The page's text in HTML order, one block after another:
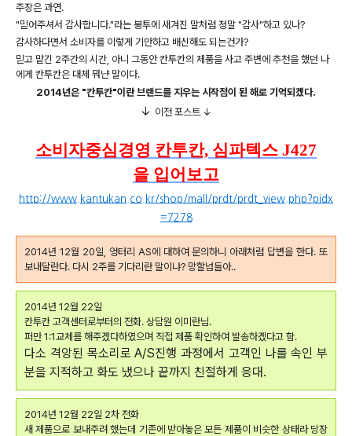
주장은 과연.
"믿어주셔서 감사합니다."라는 봉투에 새겨진 말처럼 정말 "감사"하고 있나?
감사하다면서 소비자를 이렇게 기만하고 배신해도 되는건가?
믿고 맡긴 2주간의 시간, 아니 그동안 칸투칸의 제품을 사고 주변에 추천을 했던 나
에게 칸투칸은 대체 뭐냔 말이다.
2014년은 "칸투칸"이란 브랜드를 지우는 시작점이 된 해로 기억되겠다.
↓ 이전 포스트 ↓
소비자중심경영 칸투칸, 심파텍스 J427
을 입어보고
http://www.kantukan.co.kr/shop/mall/prdt/prdt_view.php?pidx
=7278
2014년 12월 20일, 엉터리 AS에 대하여 문의하니 아래처럼 답변을 한다. 또
보내달란다. 다시 2주를 기다리란 말이냐? 망할넘들아..
2014년 12월 22일
칸투칸 고객센터로부터의 전화. 상담원 이미란님.
퍼만 1:1교체를 해주겠다하였으며 직접 제품 확인하여 발송하겠다고 함.
다소 격앙된 목소리로 A/S진행 과정에서 고객인 나를 속인 부
분을 지적하고 화도 냈으나 끝까지 친절하게 응대.
2014년 12월 22일 2차 전화
새 제품으로 보내주려 했는데 기존에 받아놓은 모든 제품이 비슷한 상태라 당장